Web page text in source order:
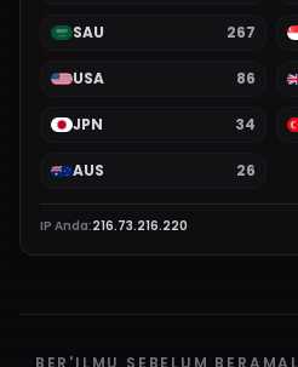
SAU 267
USA 86
JPN 34
AUS 26
IP Anda:216.73.216.220